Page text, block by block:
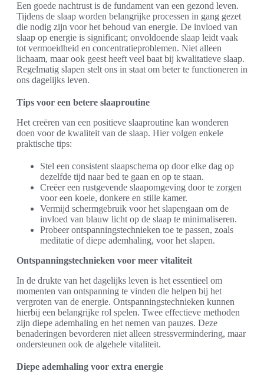
Een goede nachtrust is de fundament van een gezond leven.
Tijdens de slaap worden belangrijke processen in gang gezet
die nodig zijn voor het behoud van energie. De invloed van
slaap op energie is significant; onvoldoende slaap leidt vaak
tot vermoeidheid en concentratieproblemen. Niet alleen
lichaam, maar ook geest heeft veel baat bij kwalitatieve slaap.
Regelmatig slapen stelt ons in staat om beter te functioneren in
ons dagelijks leven.
Tips voor een betere slaaproutine
Het creëren van een positieve slaaproutine kan wonderen
doen voor de kwaliteit van de slaap. Hier volgen enkele
praktische tips:
Stel een consistent slaapschema op door elke dag op
dezelfde tijd naar bed te gaan en op te staan.
Creëer een rustgevende slaapomgeving door te zorgen
voor een koele, donkere en stille kamer.
Vermijd schermgebruik voor het slapengaan om de
invloed van blauw licht op de slaap te minimaliseren.
Probeer ontspanningstechnieken toe te passen, zoals
meditatie of diepe ademhaling, voor het slapen.
Ontspanningstechnieken voor meer vitaliteit
In de drukte van het dagelijks leven is het essentieel om
momenten van ontspanning te vinden die helpen bij het
vergroten van de energie. Ontspanningstechnieken kunnen
hierbij een belangrijke rol spelen. Twee effectieve methoden
zijn diepe ademhaling en het nemen van pauzes. Deze
benaderingen bevorderen niet alleen stressvermindering, maar
ondersteunen ook de algehele vitaliteit.
Diepe ademhaling voor extra energie